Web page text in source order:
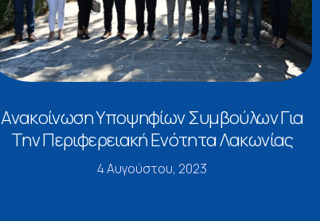
Ανακοίνωση Υποψηφίων Συμβούλων Για
Την Περιφερειακή Ενότητα Λακωνίας
4 Αυγούστου, 2023